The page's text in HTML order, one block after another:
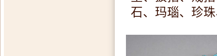
石、玛瑙、珍